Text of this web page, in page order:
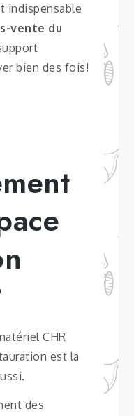
indispensable
vente du
bien des fois!
CHR
est la
des